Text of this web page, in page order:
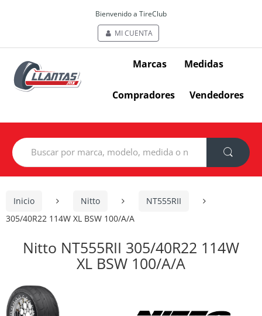
Bienvenido a TireClub
MI CUENTA
Marcas Medidas
Compradores Vendedores
Search
for:
Inicio Nitto
NT555RII
305/40R22 114W XL BSW 100/A/A
Nitto NT555RII 305/40R22 114W
XL BSW 100/A/A